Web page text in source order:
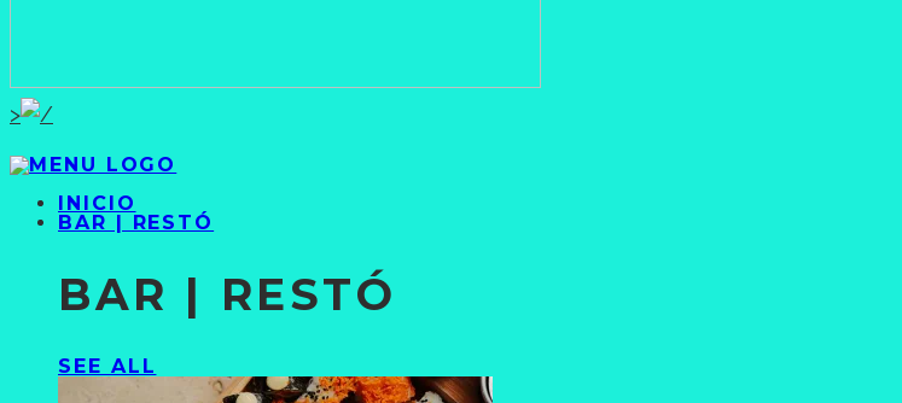
>
INICIO
BAR | RESTÓ
BAR | RESTÓ
SEE ALL